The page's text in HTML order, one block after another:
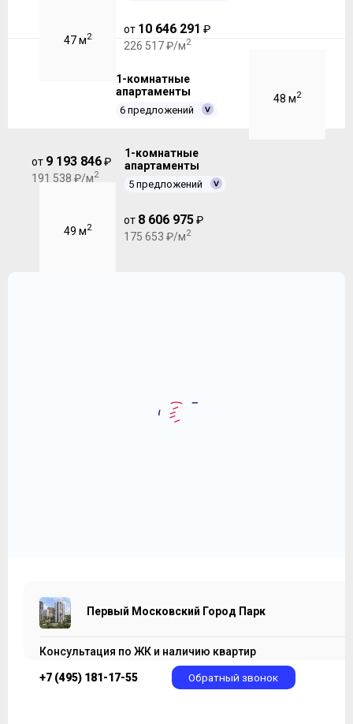
47 м2
от 10 646 291 ₽
226 517 ₽/м2
1-комнатные
апартаменты
6 предложений
48 м2
от 9 193 846₽
191 538 ₽/м2
1-комнатные
апартаменты
5 предложений
49 м2
от 8 606 975₽
175 653 ₽/м2
Первый Московский Город Парк
Консультация по ЖК и наличию квартир
+7 (495) 181-17-55 Обратный звонок